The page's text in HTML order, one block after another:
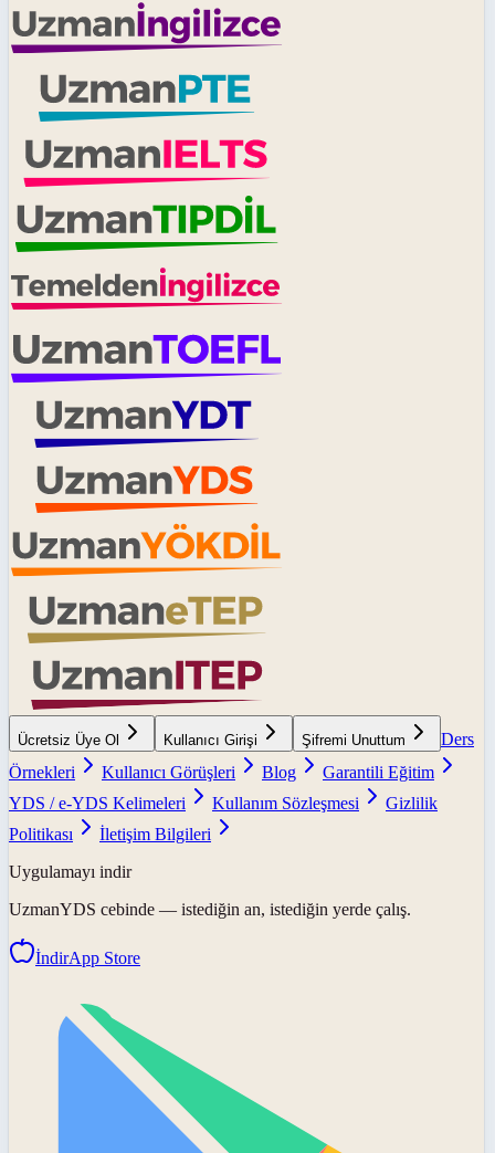
Ücretsiz Üye Ol Kullanıcı Girişi Şifremi Unuttum
Ders
Örnekleri
Kullanıcı Görüşleri Blog
Garantili Eğitim
YDS / e-YDS Kelimeleri
Kullanım Sözleşmesi
Gizlilik
Politikası
İletişim Bilgileri
Uygulamayı indir
UzmanYDS cebinde — istediğin an, istediğin yerde çalış.
İndirApp Store